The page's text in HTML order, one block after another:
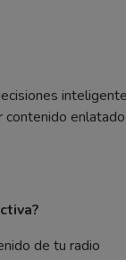
contenido
de tu radio